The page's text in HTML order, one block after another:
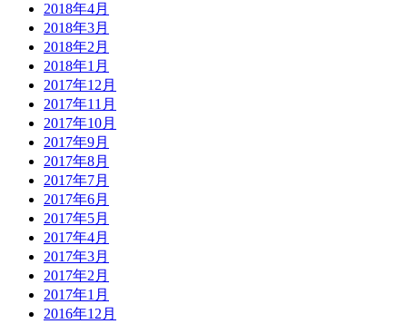
2018年4月
2018年3月
2018年2月
2018年1月
2017年12月
2017年11月
2017年10月
2017年9月
2017年8月
2017年7月
2017年6月
2017年5月
2017年4月
2017年3月
2017年2月
2017年1月
2016年12月